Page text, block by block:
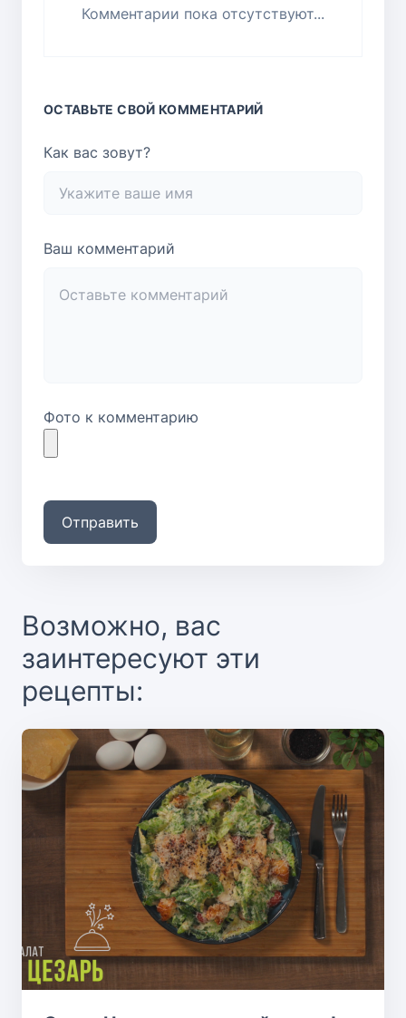
Комментарии пока отсутствуют...
ОСТАВЬТЕ СВОЙ КОММЕНТАРИЙ
Как вас зовут?
Ваш комментарий
Фото к комментарию
Отправить
Возможно, вас
заинтересуют эти
рецепты: